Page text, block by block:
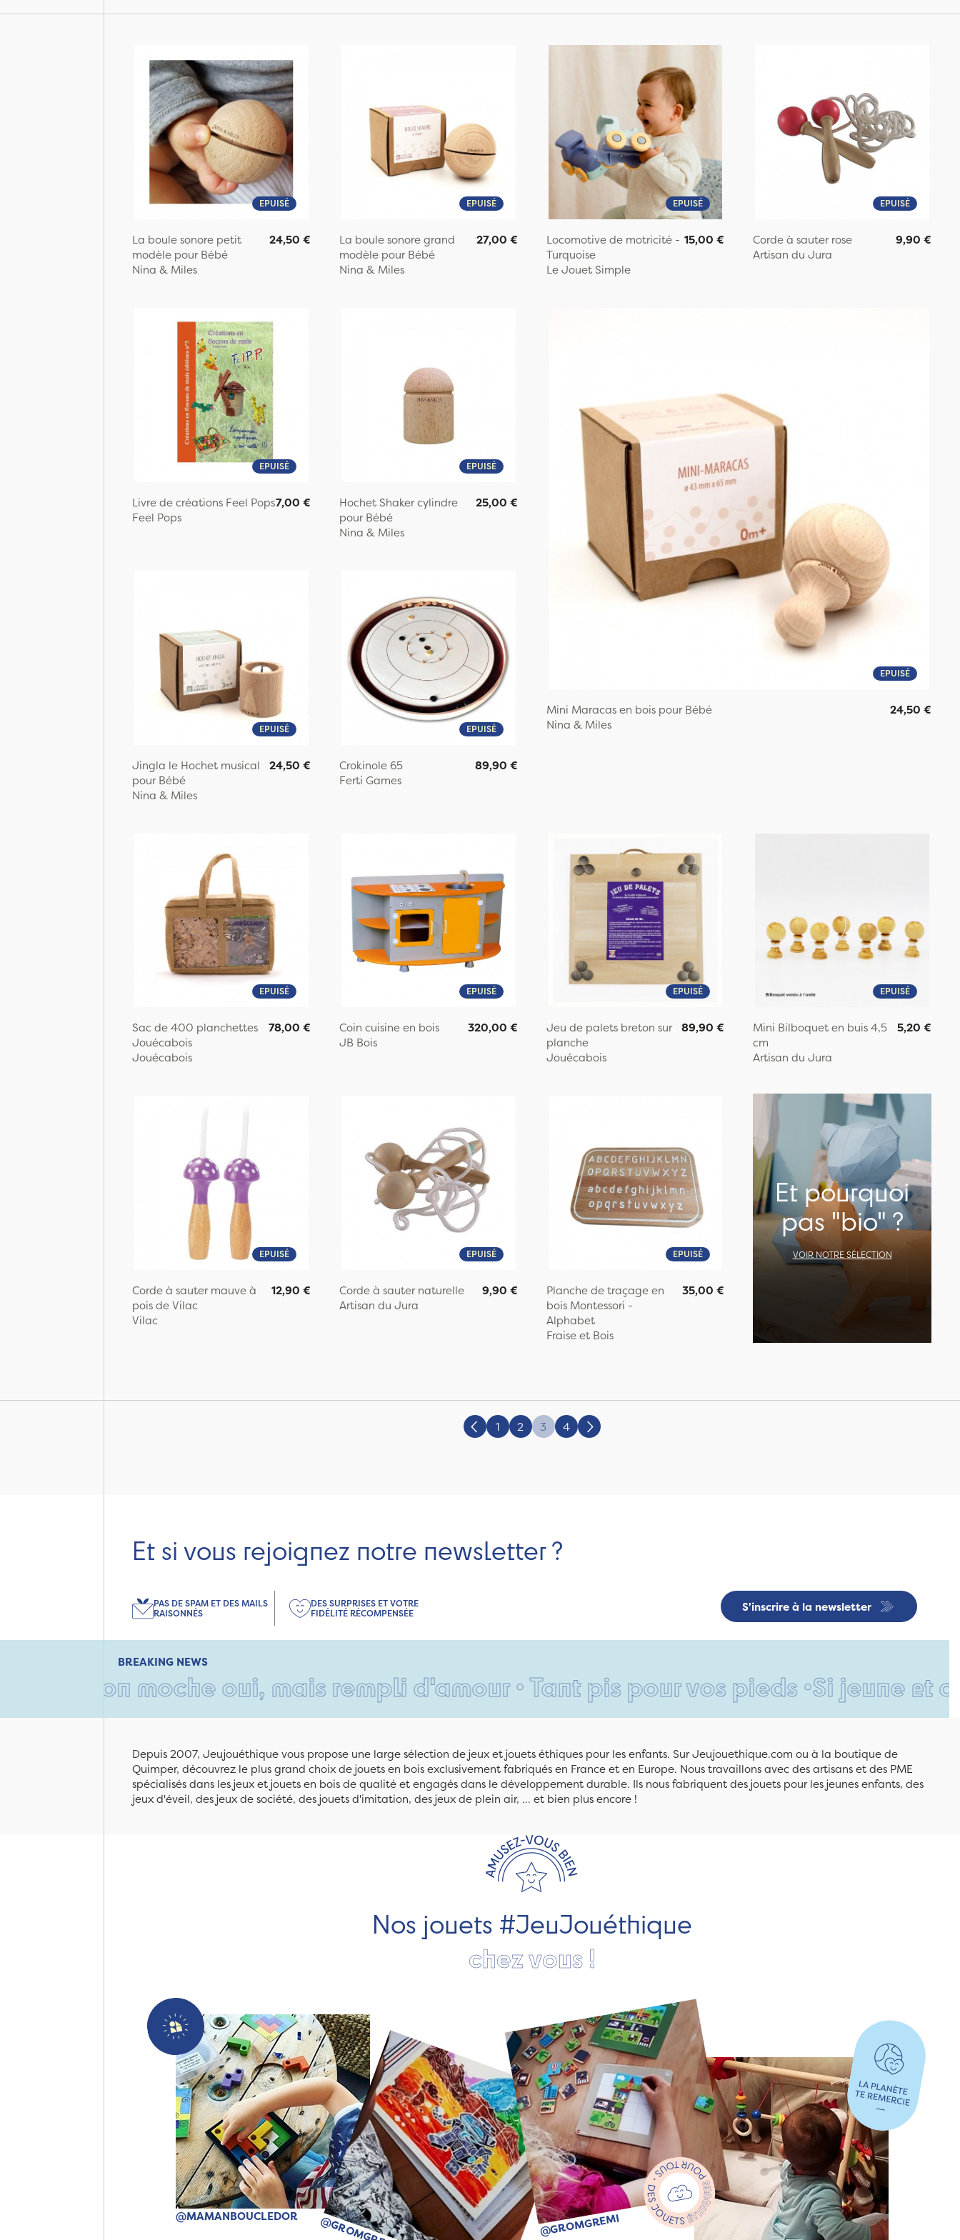
EPUISÉ
La boule sonore petit
modèle pour Bébé
Nina & Miles
24,50 €
EPUISÉ
La boule sonore grand
modèle pour Bébé
Nina & Miles
27,00 €
EPUISÉ
Locomotive de motricité -
Turquoise
Le Jouet Simple
15,00 €
EPUISÉ
Corde à sauter rose
Artisan du Jura
9,90 €
EPUISÉ
Livre de créations Feel Pops
Feel Pops
7,00 €
EPUISÉ
Hochet Shaker cylindre
pour Bébé
Nina & Miles
25,00 €
EPUISÉ
Mini Maracas en bois pour Bébé
Nina & Miles
24,50 €
EPUISÉ
Jingla le Hochet musical
pour Bébé
Nina & Miles
24,50 €
EPUISÉ
Crokinole 65
Ferti Games
89,90 €
EPUISÉ
Sac de 400 planchettes
Jouécabois
Jouécabois
78,00 €
EPUISÉ
Coin cuisine en bois
JB Bois
320,00 €
EPUISÉ
Jeu de palets breton sur
planche
Jouécabois
89,90 €
EPUISÉ
Mini Bilboquet en buis 4,5
cm
Artisan du Jura
5,20 €
EPUISÉ
Corde à sauter mauve à
pois de Vilac
Vilac
12,90 €
EPUISÉ
Corde à sauter naturelle
Artisan du Jura
9,90 €
EPUISÉ
Planche de traçage en
bois Montessori -
Alphabet
Fraise et Bois
35,00 €
Et pourquoi
pas "bio" ?
VOIR NOTRE SÉLECTION
Précédent
1 2 3 4 Suivant
Et si vous rejoignez notre newsletter ?
S'inscrire à la newsletter
PAS DE SPAM ET DES MAILS
RAISONNÉS
DES SURPRISES ET VOTRE
FIDÉLITÉ RÉCOMPENSÉE
BREAKING NEWS
moche oui, mais rempli d'amour • Tant pis pour vos pieds •Si jeune et déjà si
Depuis 2007, Jeujouéthique vous propose une large sélection de jeux et jouets éthiques pour les enfants. Sur Jeujouethique.com ou à la boutique de
Quimper, découvrez le plus grand choix de jouets en bois exclusivement fabriqués en France et en Europe. Nous travaillons avec des artisans et des PME
spécialisés dans les jeux et jouets en bois de qualité et engagés dans le développement durable. Ils nous fabriquent des jouets pour les jeunes enfants, des
jeux d'éveil, des jeux de société, des jouets d'imitation, des jeux de plein air, ... et bien plus encore !
Nos jouets #JeuJouéthique
chez vous !
@MAMANBOUCLEDOR @GROMGREMI